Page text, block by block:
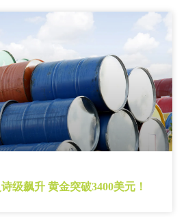
级飙升 黄金突破3400美元！